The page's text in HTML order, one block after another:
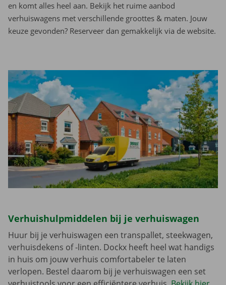
en komt alles heel aan. Bekijk het ruime aanbod
verhuiswagens met verschillende groottes & maten. Jouw
keuze gevonden? Reserveer dan gemakkelijk via de website.
Verhuishulpmiddelen bij je verhuiswagen
Huur bij je verhuiswagen een transpallet, steekwagen,
verhuisdekens of -linten. Dockx heeft heel wat handigs
in huis om jouw verhuis comfortabeler te laten
verlopen. Bestel daarom bij je verhuiswagen een set